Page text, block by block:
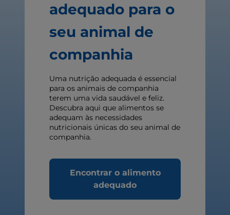
adequado para o
seu animal de
companhia
Uma nutrição adequada é essencial
para os animais de companhia
terem uma vida saudável e feliz.
Descubra aqui que alimentos se
adequam às necessidades
nutricionais únicas do seu animal de
companhia.
Encontrar o alimento
adequado